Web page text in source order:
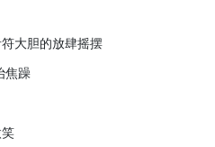
大胆的放肆摇摆
焦躁